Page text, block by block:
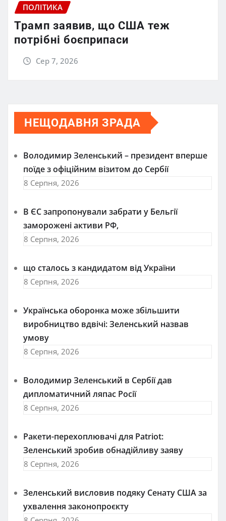
ПОЛІТИКА
Трамп заявив, що США теж
потрібні боєприпаси
Сер 7, 2026
НЕЩОДАВНЯ ЗРАДА
Володимир Зеленський – президент вперше
поїде з офіційним візитом до Сербії
8 Серпня, 2026
В ЄС запропонували забрати у Бельгії
заморожені активи РФ,
8 Серпня, 2026
що сталось з кандидатом від України
8 Серпня, 2026
Українська оборонка може збільшити
виробництво вдвічі: Зеленський назвав
умову
8 Серпня, 2026
Володимир Зеленський в Сербії дав
дипломатичний ляпас Росії
8 Серпня, 2026
Ракети-перехоплювачі для Patriot:
Зеленський зробив обнадійливу заяву
8 Серпня, 2026
Зеленський висловив подяку Сенату США за
ухвалення законопроєкту